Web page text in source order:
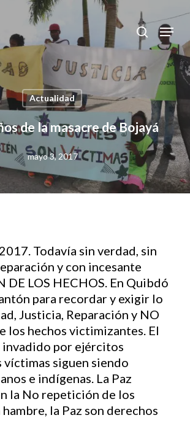
search
Menu
Actualidad
de la masacre de Bojayá
mayo 3, 2017
Todavía sin verdad, sin
y con incesante
DE LOS HECHOS. En Quibdó
para recordar y exigir lo
Justicia, Reparación y NO
los hechos victimizantes. El
invadido por ejércitos
víctimas siguen siendo
e indígenas. La Paz
la No repetición de los
hambre, la Paz son derechos
Close
Menu